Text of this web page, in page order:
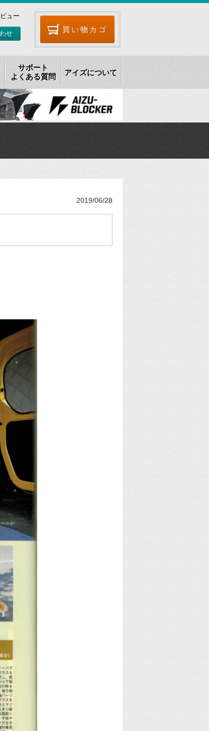
ュー
せ 買い物カゴ
サポート
よくある質問
アイズについて
2019/06/28